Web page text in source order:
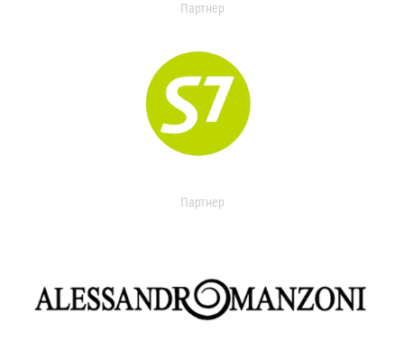
Партнер
Партнер